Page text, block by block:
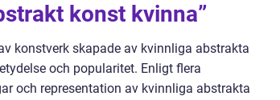
konst kvinna”
konstverk skapade av kvinnliga abstrakta
och popularitet. Enligt flera
och representation av kvinnliga abstrakta